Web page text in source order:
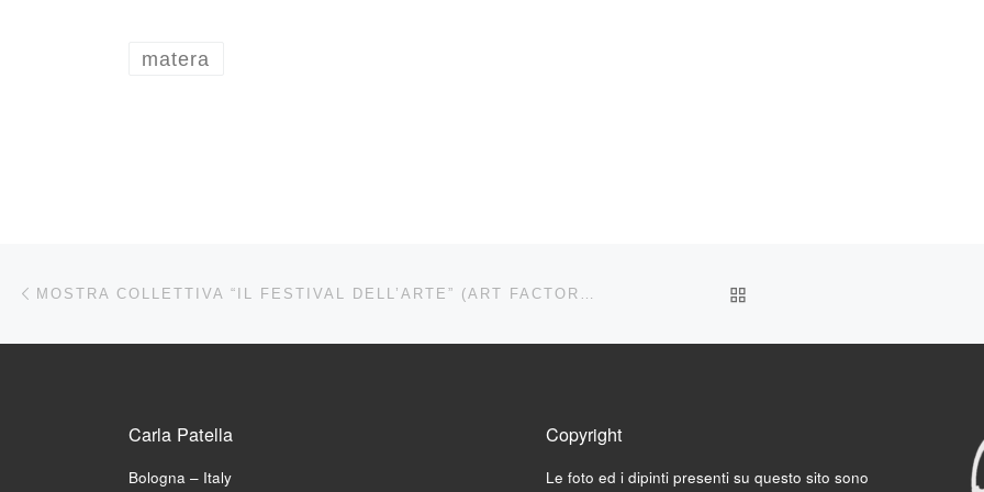
matera
Navigazione articoli
Carla Patella
Bologna – Italy
Copyright
Le foto ed i dipinti presenti su questo sito sono